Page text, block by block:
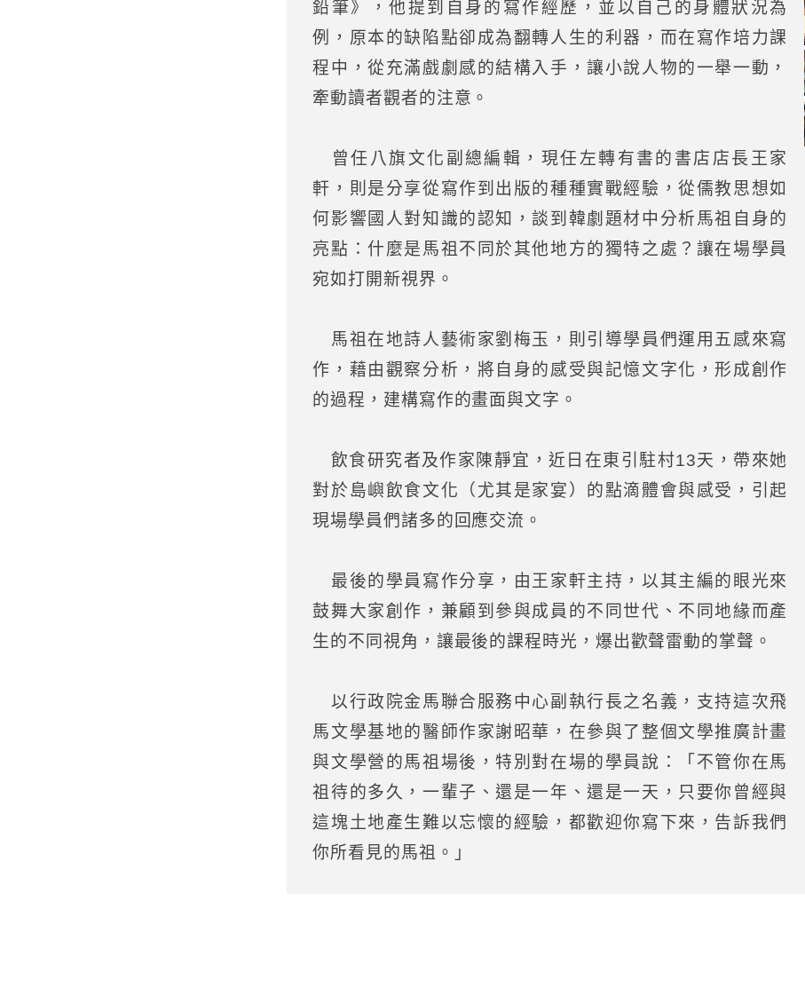
鉛筆》，他提到自身的寫作經歷，並以自己的身體狀況為
例，原本的缺陷點卻成為翻轉人生的利器，而在寫作培力課
程中，從充滿戲劇感的結構入手，讓小說人物的一舉一動，
牽動讀者觀者的注意。
曾任八旗文化副總編輯，現任左轉有書的書店店長王家
軒，則是分享從寫作到出版的種種實戰經驗，從儒教思想如
何影響國人對知識的認知，談到韓劇題材中分析馬祖自身的
亮點：什麼是馬祖不同於其他地方的獨特之處？讓在場學員
宛如打開新視界。
馬祖在地詩人藝術家劉梅玉，則引導學員們運用五感來寫
作，藉由觀察分析，將自身的感受與記憶文字化，形成創作
的過程，建構寫作的畫面與文字。
飲食研究者及作家陳靜宜，近日在東引駐村13天，帶來她
對於島嶼飲食文化（尤其是家宴）的點滴體會與感受，引起
現場學員們諸多的回應交流。
最後的學員寫作分享，由王家軒主持，以其主編的眼光來
鼓舞大家創作，兼顧到參與成員的不同世代、不同地緣而產
生的不同視角，讓最後的課程時光，爆出歡聲雷動的掌聲。
以行政院金馬聯合服務中心副執行長之名義，支持這次飛
馬文學基地的醫師作家謝昭華，在參與了整個文學推廣計畫
與文學營的馬祖場後，特別對在場的學員說：「不管你在馬
祖待的多久，一輩子、還是一年、還是一天，只要你曾經與
這塊土地產生難以忘懷的經驗，都歡迎你寫下來，告訴我們
你所看見的馬祖。」